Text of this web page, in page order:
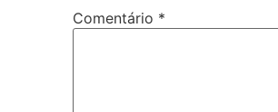
Comentário *